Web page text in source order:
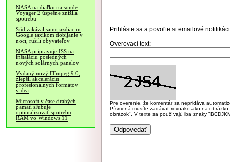
NASA na diaľku na sonde
Voyager 2 úspešne znížila
spotrebu
Súd zakázal samojazdiacim
Google taxíkom dobíjanie v
noci, rušili obyvateľov
NASA pripravuje ISS na
inštaláciu posledných
nových solárnych panelov
Vydaný nový FFmpeg 9.0,
zlepšil akceleráciu
profesionálnych formátov
videa
Microsoft v čase drahých
pamätí sľubuje
optimalizovať spotrebu
RAM vo Windows 11
Prihláste sa a povoľte si emailové
Overovací text:
Pre overenie, že komentár sa nepridáva
Písmená musíte zadávať rovnako ako na
obrázok". V texte sa používajú iba znaky